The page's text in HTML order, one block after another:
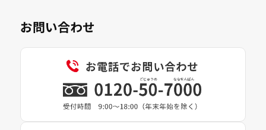
お問い合わせ